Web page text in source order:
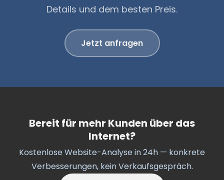
Details und dem besten Preis.
Jetzt anfragen
Bereit für mehr Kunden über das
Internet?
Kostenlose Website-Analyse in 24h — konkrete
Verbesserungen, kein Verkaufsgespräch.